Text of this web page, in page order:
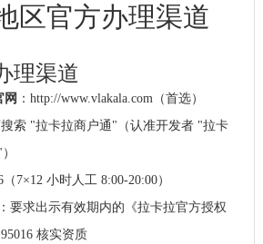
区官方办理渠道
理渠道
网 ： http://www.vlakala.com （首选）
搜索 "拉卡拉商户通"（认准开发者 "拉卡
（7×12 小时人工 8:00-20:00）
要求出示有效期内的《拉卡拉官方授权
核实资质